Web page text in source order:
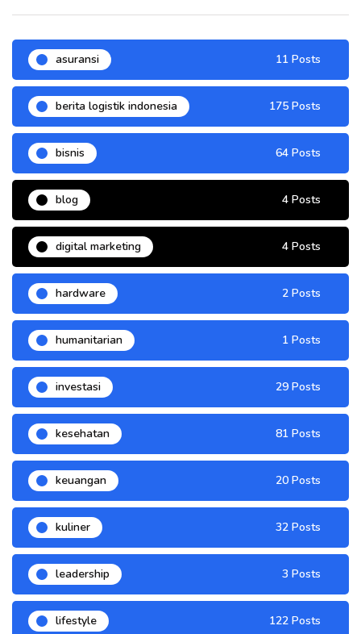
asuransi 11 Posts
berita logistik indonesia 175 Posts
bisnis 64 Posts
blog 4 Posts
digital marketing 4 Posts
hardware 2 Posts
humanitarian 1 Posts
investasi 29 Posts
kesehatan 81 Posts
keuangan 20 Posts
kuliner 32 Posts
leadership 3 Posts
lifestyle 122 Posts